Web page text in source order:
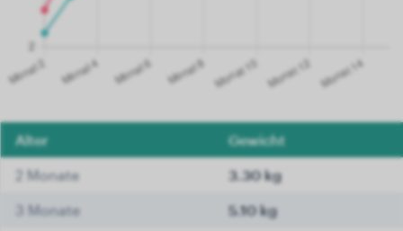
Alter Gewicht
2 Monate 3.30 kg
3 Monate 5.10 kg